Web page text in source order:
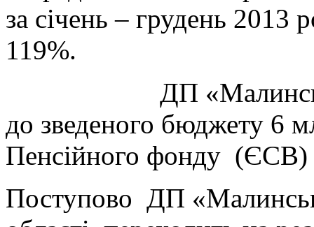
за січень – грудень 2013
119%.
ДП «Малинським
до зведеного бюджету 6
Пенсійного фонду
Поступово ДП